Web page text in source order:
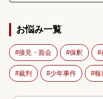
お悩み一覧
接見・面会 保釈
裁判 少年事件 報